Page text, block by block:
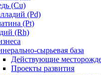
(Cu)
(Pd)
(Pt)
(Rh)
сырьевая база
Действующие
Проекты развития